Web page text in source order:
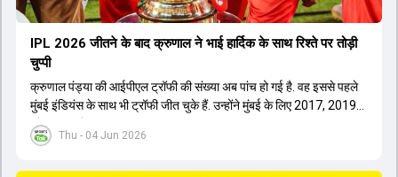
Thu - 04 Jun 2026
IPL 2026 जीतने के बाद क्रुणाल ने भाई हार्द‍िक के साथ र‍िश्ते पर तोड़ी
चुप्पी
क्रुणाल पंड्या की आईपीएल ट्रॉफी की संख्या अब पांच हो गई है. वह इससे पहले
मुंबई इंडियंस के साथ भी ट्रॉफी जीत चुके हैं. उन्होंने मुंबई के लिए 2017, 2019
और 2020 में ट्रॉफी जीती थी.